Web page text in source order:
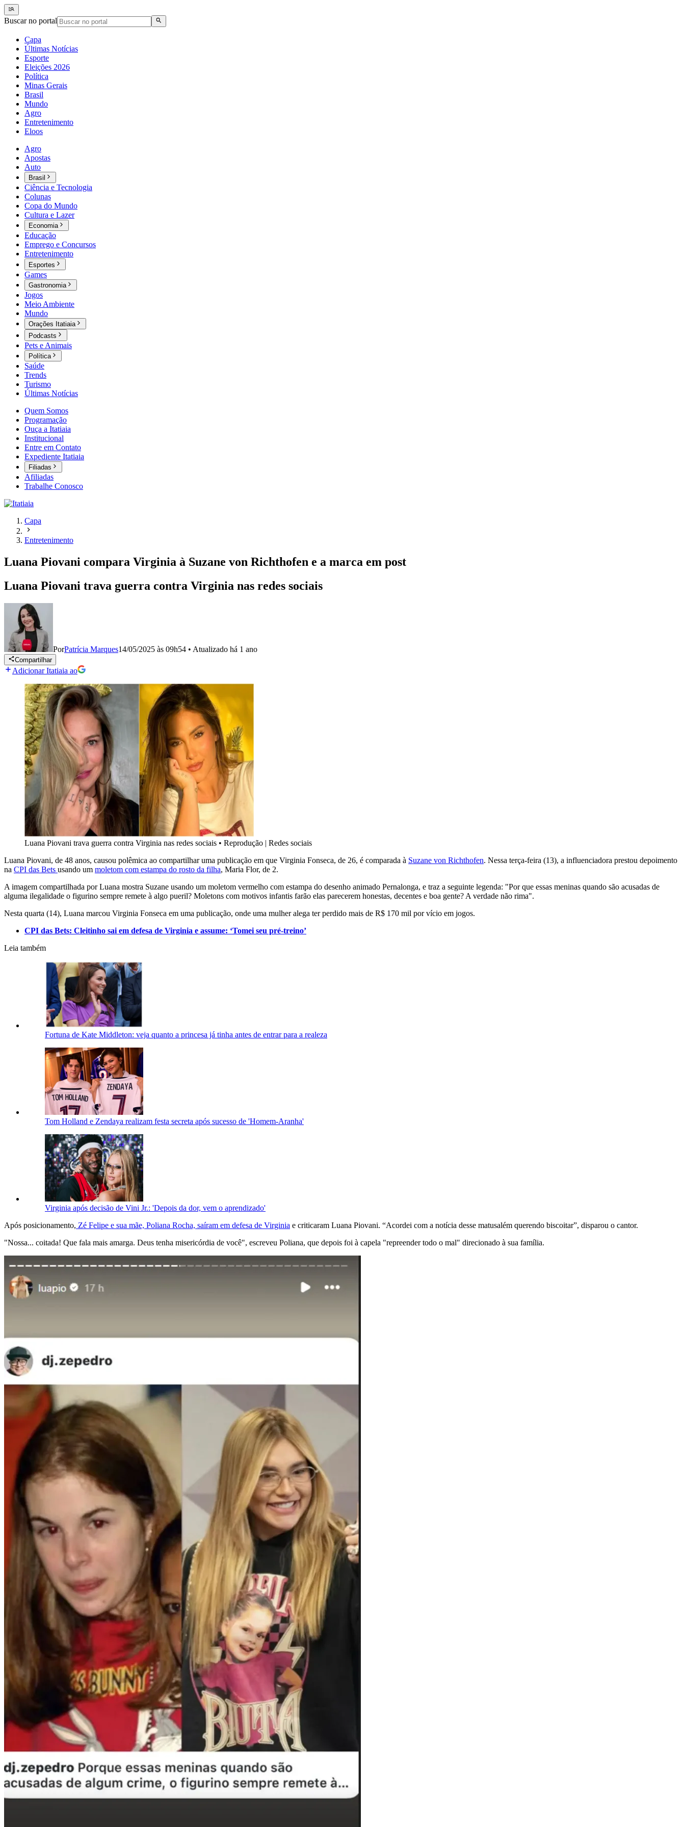
Buscar no portal
Capa
Últimas Notícias
Esporte
Eleições 2026
Política
Minas Gerais
Brasil
Mundo
Agro
Entretenimento
Eloos
Agro
Apostas
Auto
Brasil
Ciência e Tecnologia
Colunas
Copa do Mundo
Cultura e Lazer
Economia
Educação
Emprego e Concursos
Entretenimento
Esportes
Games
Gastronomia
Jogos
Meio Ambiente
Mundo
Orações Itatiaia
Podcasts
Pets e Animais
Política
Saúde
Trends
Turismo
Últimas Notícias
Quem Somos
Programação
Ouça a Itatiaia
Institucional
Entre em Contato
Expediente Itatiaia
Filiadas
Afiliadas
Trabalhe Conosco
Capa
Entretenimento
Luana Piovani compara Virginia à Suzane von Richthofen e a marca em post
Luana Piovani trava guerra contra Virginia nas redes sociais
PorPatrícia Marques14/05/2025 às 09h54 • Atualizado há 1 ano
Compartilhar
Adicionar Itatiaia ao
Luana Piovani trava guerra contra Virginia nas redes sociais • Reprodução | Redes sociais
Luana Piovani, de 48 anos, causou polêmica ao compartilhar uma publicação em que Virginia Fonseca, de 26, é comparada à Suzane von Richthofen. Nessa terça-feira (13), a influenciadora prestou depoimento
na CPI das Bets usando um moletom com estampa do rosto da filha, Maria Flor, de 2.
A imagem compartilhada por Luana mostra Suzane usando um moletom vermelho com estampa do desenho animado Pernalonga, e traz a seguinte legenda: "Por que essas meninas quando são acusadas de
alguma ilegalidade o figurino sempre remete à algo pueril? Moletons com motivos infantis farão elas parecerem honestas, decentes e boa gente? A verdade não rima".
Nesta quarta (14), Luana marcou Virginia Fonseca em uma publicação, onde uma mulher alega ter perdido mais de R$ 170 mil por vício em jogos.
CPI das Bets: Cleitinho sai em defesa de Virginia e assume: ‘Tomei seu pré-treino’
Leia também
Fortuna de Kate Middleton: veja quanto a princesa já tinha antes de entrar para a realeza
Tom Holland e Zendaya realizam festa secreta após sucesso de 'Homem-Aranha'
Virginia após decisão de Vini Jr.: 'Depois da dor, vem o aprendizado'
Após posicionamento, Zé Felipe e sua mãe, Poliana Rocha, saíram em defesa de Virginia e criticaram Luana Piovani. “Acordei com a notícia desse matusalém querendo biscoitar”, disparou o cantor.
"Nossa... coitada! Que fala mais amarga. Deus tenha misericórdia de você", escreveu Poliana, que depois foi à capela "repreender todo o mal" direcionado à sua família.